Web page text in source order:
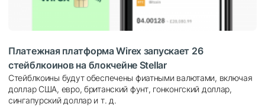
Платежная платформа Wirex запускает 26
стейблкоинов на блокчейне Stellar
Стейблкоины будут обеспечены фиатными валютами, включая
доллар США, евро, британский фунт, гонконгский доллар,
сингапурский доллар и т. д.